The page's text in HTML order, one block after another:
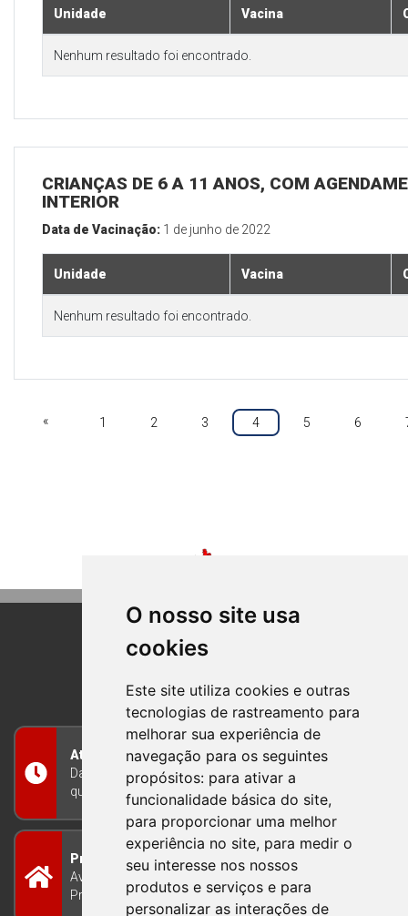
O nosso site usa
cookies
Este site utiliza cookies e outras
tecnologias de rastreamento para
melhorar sua experiência de
navegação para os seguintes
propósitos: para ativar a
funcionalidade básica do site,
para proporcionar uma melhor
experiência no site, para medir o
seu interesse nos nossos
produtos e serviços e para
personalizar as interações de
Unidade Vacina
Nenhum resultado foi encontrado.
CRIANÇAS DE 6 A 11 ANOS, COM
INTERIOR
Data de Vacinação: 1 de junho de 2022
Unidade Vacina
Nenhum resultado foi encontrado.
« 1 2 3 4 5 6
BOM PRINCIPIO
RIO GRANDE DO SUL
Atendimento
Das 8h às 12h e das 13h às 17h30, de segunda a
quinta-feira, e nas sextas-feiras das 7h às 13h
Prefeitura Municipal
Avenida Guilherme Winter 65 - Centro Bom
Princípio/RS - Brasil CEP 95765-000